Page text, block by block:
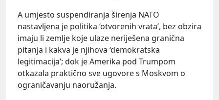
A umjesto suspendiranja širenja NATO
nastavljena je politika ‘otvorenih vrata’, bez obzira
imaju li zemlje koje ulaze neriješena granična
pitanja i kakva je njihova ‘demokratska
legitimacija’; dok je Amerika pod Trumpom
otkazala praktično sve ugovore s Moskvom o
ograničavanju naoružanja.